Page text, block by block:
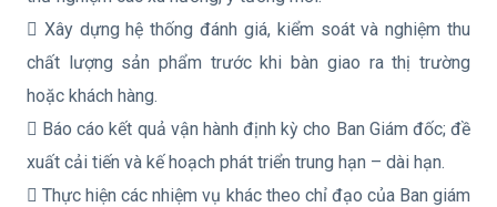
 Xây dựng hệ thống đánh giá, kiểm soát và nghiệm thu
chất lượng sản phẩm trước khi bàn giao ra thị trường
hoặc khách hàng.
 Báo cáo kết quả vận hành định kỳ cho Ban Giám đốc; đề
xuất cải tiến và kế hoạch phát triển trung hạn – dài hạn.
 Thực hiện các nhiệm vụ khác theo chỉ đạo của Ban giám